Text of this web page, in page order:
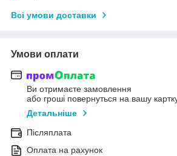
Всі умови доставки
Умови оплати
Ви отримаєте замовлення
або гроші повернуться на вашу
Детальніше
Післяплата
Оплата на рахунок